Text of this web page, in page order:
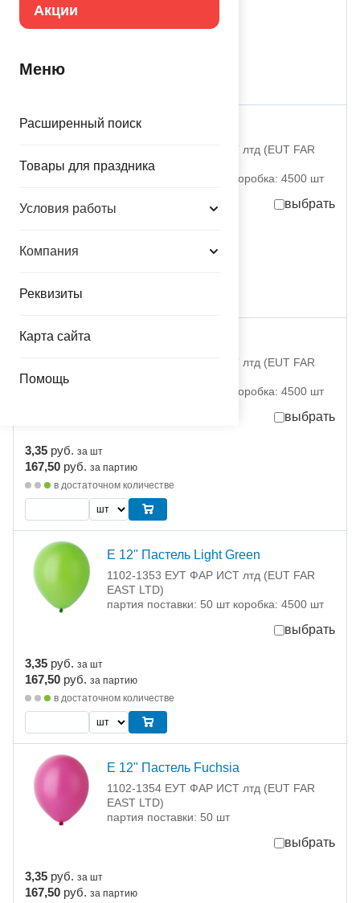
Акции
Меню
Расширенный поиск
Товары для праздника
Условия работы
Компания
Реквизиты
Карта сайта
Помощь
Е 12" Пастель Blue
1102-1351 ЕУТ ФАР ИСТ лтд (EUT FAR
EAST LTD)
партия поставки: 50 шт коробка: 4500 шт
выбрать
167,50руб.
1102-1352 ЕУТ ФАР ИСТ лтд (EUT FAR
партия поставки: 50 шт коробка: 4500 шт
выбрать
3,35 руб. за шт
167,50 руб. за партию
в достаточном количестве
Е 12" Пастель Light Green
1102-1353 ЕУТ ФАР ИСТ лтд (EUT FAR
EAST LTD)
партия поставки: 50 шт коробка: 4500 шт
выбрать
3,35 руб. за шт
167,50 руб. за партию
в достаточном количестве
Е 12" Пастель Fuchsia
1102-1354 ЕУТ ФАР ИСТ лтд (EUT FAR
EAST LTD)
партия поставки: 50 шт
выбрать
3,35 руб. за шт
167,50 руб. за партию